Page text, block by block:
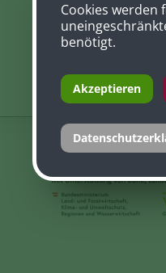
Cookies werden
benötigt.
Akzeptieren